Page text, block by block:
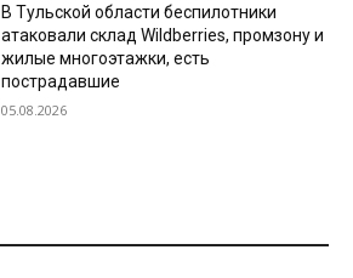
В Тульской области беспилотники
атаковали склад Wildberries, промзону и
жилые многоэтажки, есть
пострадавшие
05.08.2026